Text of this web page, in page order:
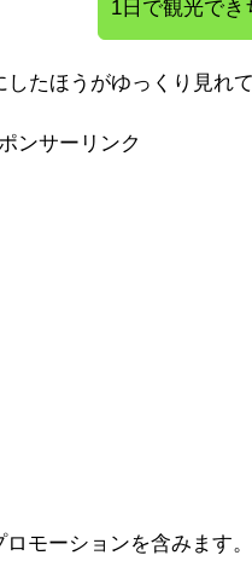
1日で観光でき
たほうがゆっくり見れて
ンサーリンク
モーションを含みます。